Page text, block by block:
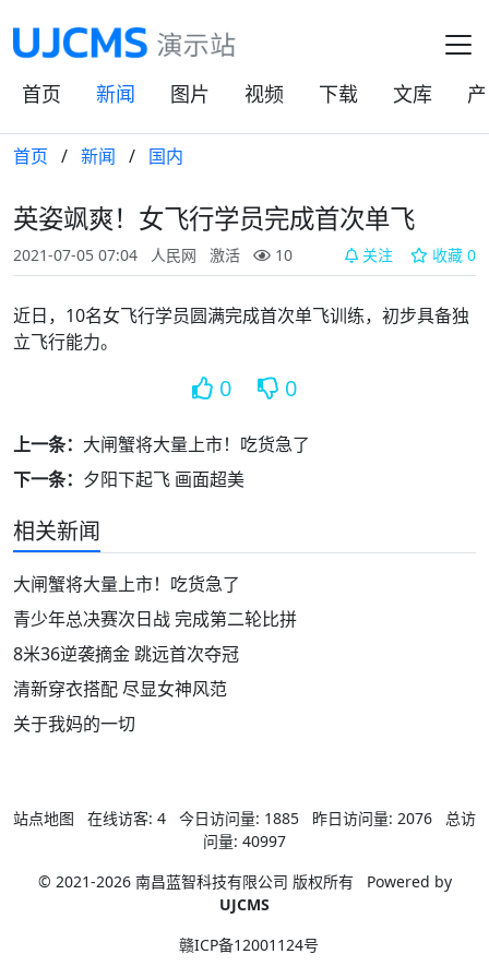
首页 新闻 图片 视频 下载 文库
首页 / 新闻 / 国内
英姿飒爽！女飞行学员完成首次单飞
收藏 0
关注
2021-07-05 07:04 人民网 激活 10
近日，10名女飞行学员圆满完成首次单飞训练，初步具备独
立飞行能力。
0 0
上一条： 大闸蟹将大量上市！吃货急了
下一条： 夕阳下起飞 画面超美
相关新闻
大闸蟹将大量上市！吃货急了
青少年总决赛次日战 完成第二轮比拼
8米36逆袭摘金 跳远首次夺冠
清新穿衣搭配 尽显女神风范
关于我妈的一切
站点地图 在线访客: 4 今日访问量: 1885 昨日访问量: 2076
总访
问量: 40997
© 2021-2026 南昌蓝智科技有限公司 版权所有
Powered by
UJCMS
赣ICP备12001124号